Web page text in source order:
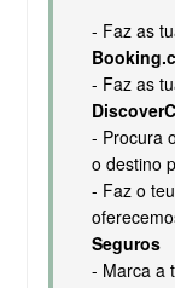
- Faz as
- Faz as
- Procura
o destino
- Faz o
Seguros
- Marca a